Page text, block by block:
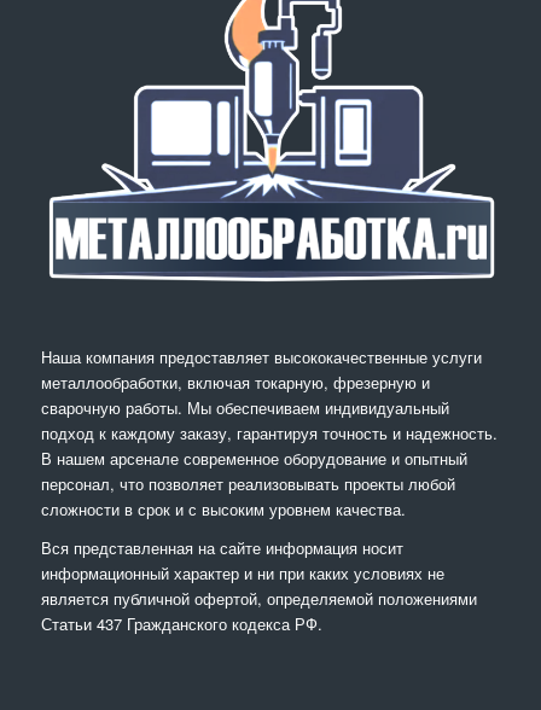
Наша компания предоставляет высококачественные услуги
металлообработки, включая токарную, фрезерную и
сварочную работы. Мы обеспечиваем индивидуальный
подход к каждому заказу, гарантируя точность и надежность.
В нашем арсенале современное оборудование и опытный
персонал, что позволяет реализовывать проекты любой
сложности в срок и с высоким уровнем качества.
Вся представленная на сайте информация носит
информационный характер и ни при каких условиях не
является публичной офертой, определяемой положениями
Статьи 437 Гражданского кодекса РФ.